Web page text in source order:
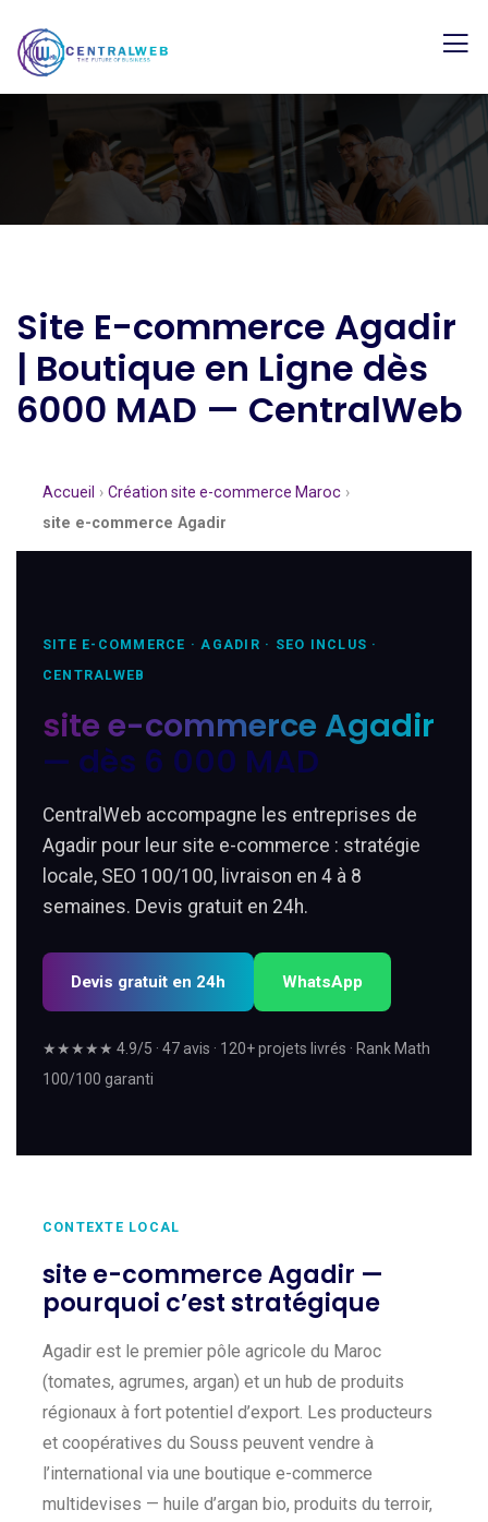
Site E-commerce Agadir
| Boutique en Ligne dès
6000 MAD — CentralWeb
Accueil › Création site e-commerce Maroc ›
site e-commerce Agadir
SITE E-COMMERCE · AGADIR · SEO INCLUS ·
CENTRALWEB
site e-commerce Agadir
— dès 6 000 MAD
CentralWeb accompagne les entreprises de
Agadir pour leur site e-commerce : stratégie
locale, SEO 100/100, livraison en 4 à 8
semaines. Devis gratuit en 24h.
Devis gratuit en 24h WhatsApp
★★★★★ 4.9/5 · 47 avis · 120+ projets livrés · Rank Math
100/100 garanti
CONTEXTE LOCAL
site e-commerce Agadir —
pourquoi c’est stratégique
Agadir est le premier pôle agricole du Maroc
(tomates, agrumes, argan) et un hub de produits
régionaux à fort potentiel d’export. Les producteurs
et coopératives du Souss peuvent vendre à
l’international via une boutique e-commerce
multidevises — huile d’argan bio, produits du terroir,